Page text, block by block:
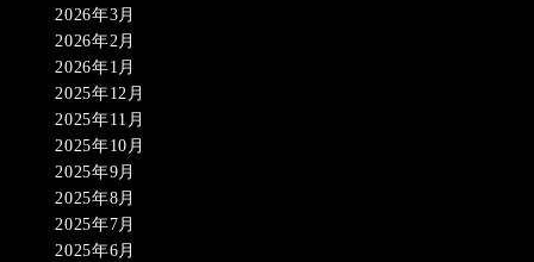
2026年3月
2026年2月
2026年1月
2025年12月
2025年11月
2025年10月
2025年9月
2025年8月
2025年7月
2025年6月